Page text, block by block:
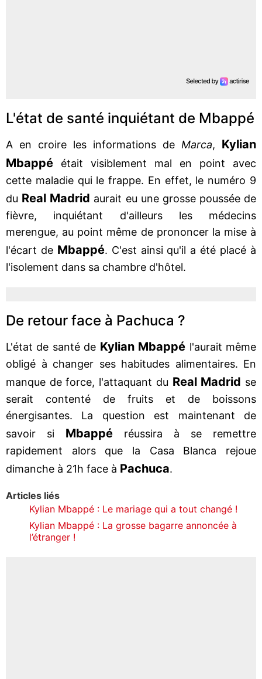
L'état de santé inquiétant de Mbappé
A en croire les informations de Marca, Kylian
Mbappé était visiblement mal en point avec
cette maladie qui le frappe. En effet, le numéro 9
du Real Madrid aurait eu une grosse poussée de
fièvre, inquiétant d'ailleurs les médecins
merengue, au point même de prononcer la mise à
l'écart de Mbappé. C'est ainsi qu'il a été placé à
l'isolement dans sa chambre d'hôtel.
De retour face à Pachuca ?
L'état de santé de Kylian Mbappé l'aurait même
obligé à changer ses habitudes alimentaires. En
manque de force, l'attaquant du Real Madrid se
serait contenté de fruits et de boissons
énergisantes. La question est maintenant de
savoir si Mbappé
réussira à se remettre
rapidement alors que la Casa Blanca rejoue
dimanche à 21h face à Pachuca.
Articles liés
Kylian Mbappé : Le mariage qui a tout changé !
Kylian Mbappé : La grosse bagarre annoncée à
l’étranger !